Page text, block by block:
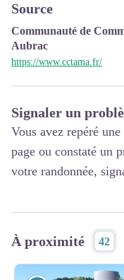
Source
Communauté de
Aubrac
https://www.cctama.fr/
Signaler un
Vous avez repéré
page ou constaté un
votre randonnée,
À proximité 42